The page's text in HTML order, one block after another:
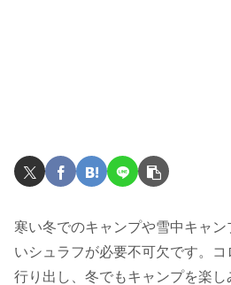
寒い冬でのキャンプや雪中キャ
いシュラフが必要不可欠です。
行り出し、冬でもキャンプを楽